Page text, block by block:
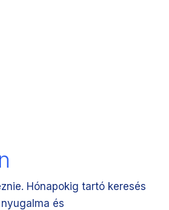
Hónapokig tartó keresés
és